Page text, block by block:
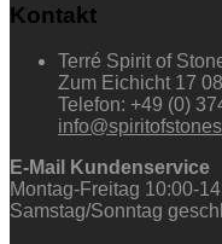
Kontakt
Terré Spirit of
Zum Eichicht 17
Telefon: +49 (0)
E-Mail Kundenservice
Montag-Freitag 10:00-
Samstag/Sonntag